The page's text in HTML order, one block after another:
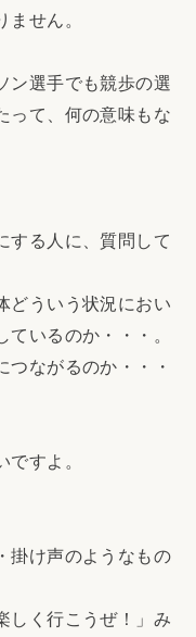
せん。
ン選手でも競歩の選
って、何の意味もな
する人に、質問して
どういう状況におい
いるのか・・・。
つながるのか・・・
すよ。
掛け声のようなもの
しく行こうぜ！」み